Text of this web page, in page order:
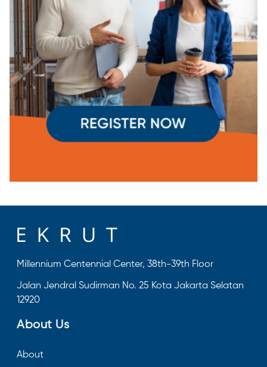
Millennium Centennial Center, 38th-39th Floor
Jalan Jendral Sudirman No. 25 Kota Jakarta Selatan
12920
About Us
About